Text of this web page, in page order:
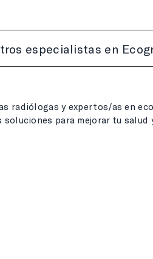
especialistas en
radiólogas y expertos/as en
soluciones para mejorar tu salud